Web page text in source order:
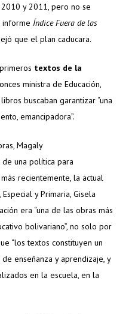
y 2011, pero no se
informe Índice Fuera de las
que el plan caducara.
textos de la
ministra de Educación,
buscaban garantizar “una
emancipadora”.
Magaly
una política para
recientemente, la actual
y Primaria, Gisela
era “una de las obras más
bolivariano”, no solo por
“los textos constituyen un
enseñanza y aprendizaje, y
en la escuela, en la